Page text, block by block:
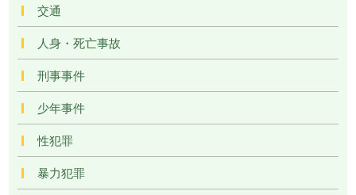
交通
人身・死亡事故
刑事事件
少年事件
性犯罪
暴力犯罪